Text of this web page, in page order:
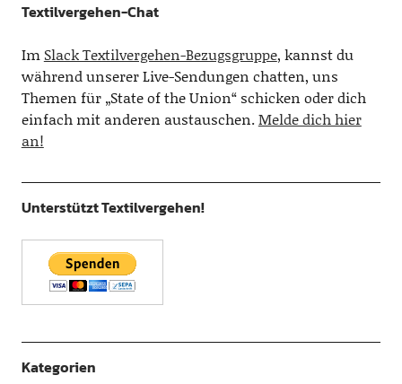
Textilvergehen-Chat
Im Slack Textilvergehen-Bezugsgruppe, kannst du
während unserer Live-Sendungen chatten, uns
Themen für „State of the Union“ schicken oder dich
einfach mit anderen austauschen.Melde dich hier
an!
Unterstützt Textilvergehen!
Kategorien